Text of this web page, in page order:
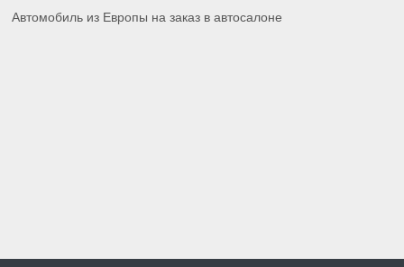
Автомобиль из Европы на заказ в автосалоне